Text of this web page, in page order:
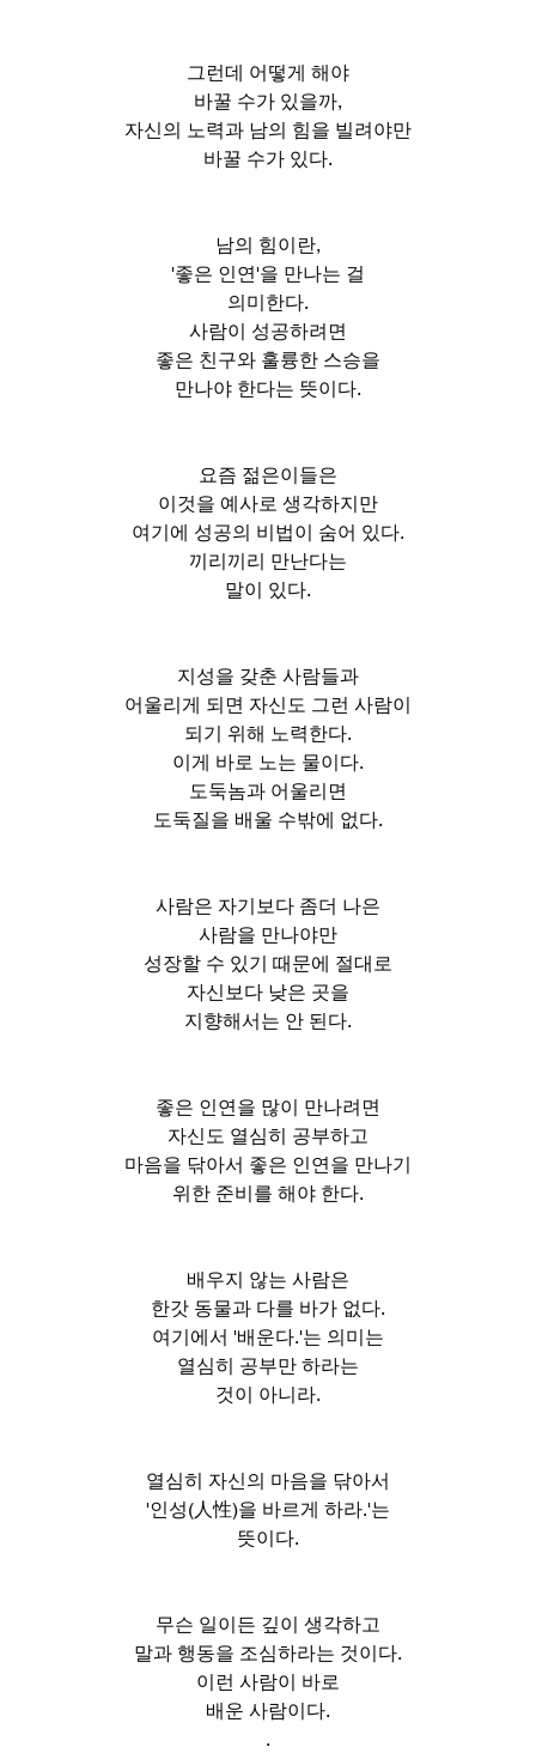
그런데 어떻게 해야
바꿀 수가 있을까,
자신의 노력과 남의 힘을 빌려야만
바꿀 수가 있다.
남의 힘이란,
'좋은 인연'을 만나는 걸
의미한다.
사람이 성공하려면
좋은 친구와 훌륭한 스승을
만나야 한다는 뜻이다.
요즘 젊은이들은
이것을 예사로 생각하지만
여기에 성공의 비법이 숨어 있다.
끼리끼리 만난다는
말이 있다.
지성을 갖춘 사람들과
어울리게 되면 자신도 그런 사람이
되기 위해 노력한다.
이게 바로 노는 물이다.
도둑놈과 어울리면
도둑질을 배울 수밖에 없다.
사람은 자기보다 좀더 나은
사람을 만나야만
성장할 수 있기 때문에 절대로
자신보다 낮은 곳을
지향해서는 안 된다.
좋은 인연을 많이 만나려면
자신도 열심히 공부하고
마음을 닦아서 좋은 인연을 만나기
위한 준비를 해야 한다.
배우지 않는 사람은
한갓 동물과 다를 바가 없다.
여기에서 '배운다.'는 의미는
열심히 공부만 하라는
것이 아니라.
열심히 자신의 마음을 닦아서
'인성(人性)을 바르게 하라.'는
뜻이다.
무슨 일이든 깊이 생각하고
말과 행동을 조심하라는 것이다.
이런 사람이 바로
배운 사람이다.
.